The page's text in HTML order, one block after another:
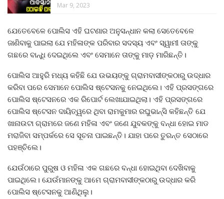
Mar 9, 2023
ଯେତେବେଳେ ପୋଲିସ ଏହି ଘଟଣାର ଅନୁସନ୍ଧାନ କଲା ସେତେବେଳେ
ଜାଣିବାକୁ ପାଇଲା ଯେ ମହିଳାଙ୍କ ପରିବାର ସଦସ୍ୟ ଏବଂ ସ୍ୱାମୀ ତାଙ୍କୁ
ଗଛରେ ବାନ୍ଧି ଦେଇଥିଲେ ଏବଂ ସେମାନେ ତାଙ୍କୁ ମାଡ଼ ମାରିଛନ୍ତି।
ପୋଲିସ ଆହୁରି ମଧ୍ୟ କହିଛି ଯେ ଉଭୟଙ୍କୁ ଗ୍ରାମବାସୀଙ୍କଠାରୁ ଉଦ୍ଧାର
କରିବା ପରେ ସେମାନେ ପୋଲିସ ଷ୍ଟେସନକୁ ନେଇଥିଲେ। ଏହି ପ୍ରସଙ୍ଗରେ
ପୋଲିସ ଷ୍ଟେସନରେ ଏକ ରିପୋର୍ଟ ଲେଖାଯାଇଥିଲା। ଏହି ପ୍ରସଙ୍ଗରେ
ପୋଲିସ ଷ୍ଟେସନ ଦାୟିତ୍ୱରେ ଥିବା ରାମକୁମାର ରଘୁଭାନ୍ସି କହିଛନ୍ତି ଯେ
ଖାନାଉଟା ଗ୍ରାମରେ ଜଣେ ମହିଳା ଏବଂ ଜଣେ ଯୁବକଙ୍କୁ ବନ୍ଧା ହୋଇ ମାଡ
ମରାଜିବା ସମ୍ପର୍କରେ ସେ ସୂଚନା ପାଇଛନ୍ତି। ଯାହା ପରେ ତୁରନ୍ତ ସେଠାରେ
ପହଞ୍ଚିଲେ।
ଯେଉଁଠାରେ ପୁରୁଷ ଓ ମହିଳା ଏକ ଗଛରେ ବନ୍ଧା ହୋଇଥିବା ଦେଖିବାକୁ
ପାଇଥିଲେ। ଯେଉଁମାନଙ୍କୁ ଆମେ ଗ୍ରାମବାସୀଙ୍କଠାରୁ ଉଦ୍ଧାର କରି
ପୋଲିସ ଷ୍ଟେସନକୁ ଆଣିଥିଲୁ।